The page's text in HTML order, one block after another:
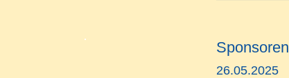
26.05.2025